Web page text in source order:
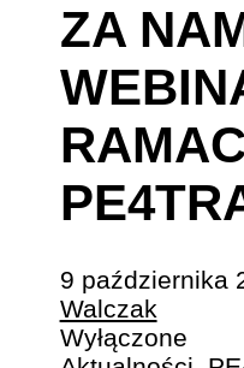
ZA
9 października
Walczak
Wyłączone